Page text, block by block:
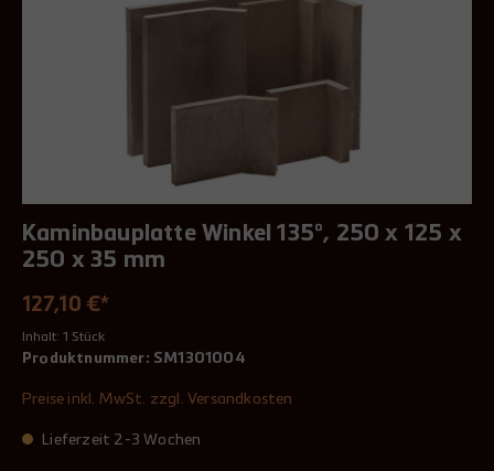
Kaminbauplatte Winkel 135°, 250 x 125 x
250 x 35 mm
127,10 €*
Inhalt: 1 Stück
Produktnummer: SM1301004
Preise inkl. MwSt. zzgl. Versandkosten
Lieferzeit 2-3 Wochen